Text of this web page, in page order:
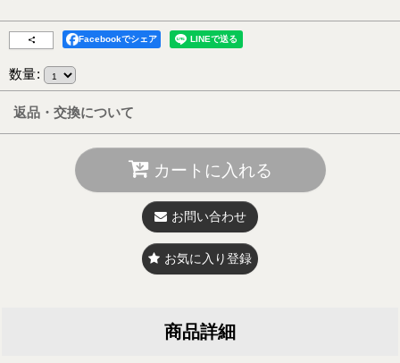
Facebookでシェア
数量:
返品・交換について
カートに入れる
お問い合わせ
お気に入り登録
商品詳細